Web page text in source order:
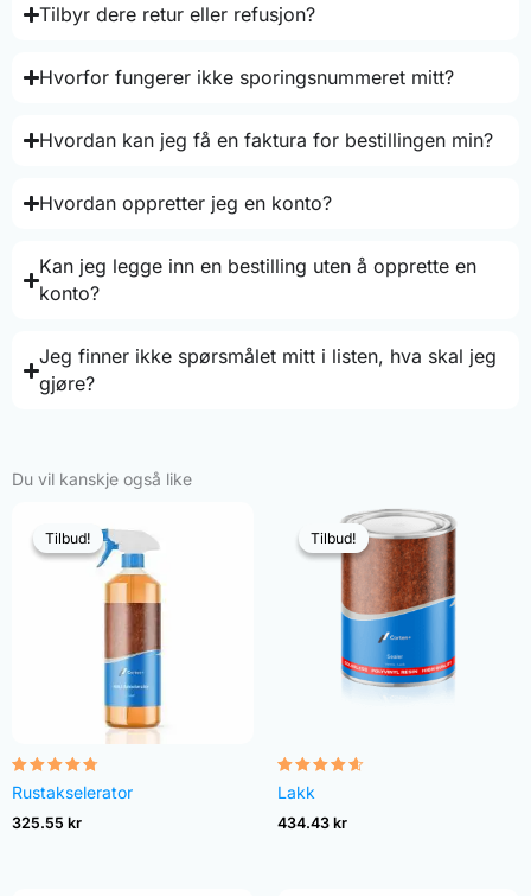
Tilbyr dere retur eller refusjon?
Hvorfor fungerer ikke sporingsnummeret mitt?
Hvordan kan jeg få en faktura for bestillingen min?
Hvordan oppretter jeg en konto?
Kan jeg legge inn en bestilling uten å opprette en
konto?
Jeg finner ikke spørsmålet mitt i listen, hva skal jeg
gjøre?
Du vil kanskje også like
Tilbud!
Tilbud!
Vurdert
4.68
av 5
Rustakselerator
325.55 kr
Tilbud!
Tilbud!
Vurdert
4.54
av 5
Lakk
434.43 kr